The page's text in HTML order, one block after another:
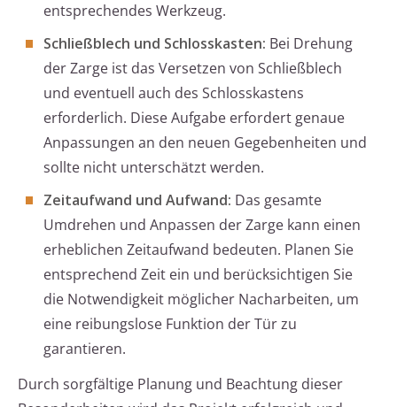
entsprechendes Werkzeug.
Schließblech und Schlosskasten: Bei Drehung
der Zarge ist das Versetzen von Schließblech
und eventuell auch des Schlosskastens
erforderlich. Diese Aufgabe erfordert genaue
Anpassungen an den neuen Gegebenheiten und
sollte nicht unterschätzt werden.
Zeitaufwand und Aufwand: Das gesamte
Umdrehen und Anpassen der Zarge kann einen
erheblichen Zeitaufwand bedeuten. Planen Sie
entsprechend Zeit ein und berücksichtigen Sie
die Notwendigkeit möglicher Nacharbeiten, um
eine reibungslose Funktion der Tür zu
garantieren.
Durch sorgfältige Planung und Beachtung dieser